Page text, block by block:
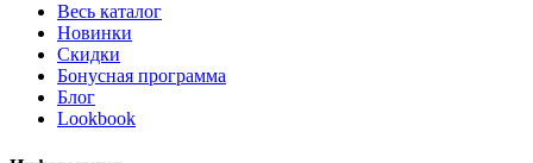
Весь каталог
Новинки
Скидки
Бонусная программа
Блог
Lookbook